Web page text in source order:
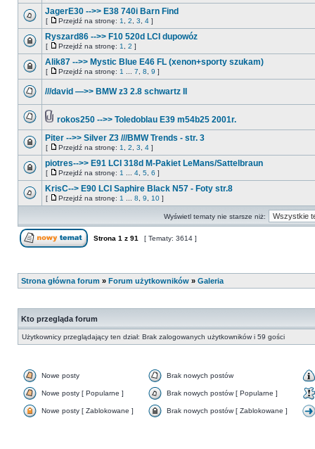
JagerE30 -->> E38 740i Barn Find
[ Przejdź na stronę: 1 2 3 4 ]
Ryszard86 -->> F10 520d LCI dupowóz
[ Przejdź na stronę: 1 2 ]
Alik87 -->> Mystic Blue E46 FL (xenon+sporty szukam)
[ Przejdź na stronę: 1 7 8 9 ]
///david —>> BMW z3 2.8 schwartz II
rokos250 -->> Toledoblau E39 m54b25 2001r.
Piter -->> Silver Z3 ///BMW Trends - str. 3
[ Przejdź na stronę: 1 2 3 4 ]
piotres-->> E91 LCI 318d M-Pakiet LeMans/Sattelbraun
[ Przejdź na stronę: 1 4 5 6 ]
KrisC--> E90 LCI Saphire Black N57 - Foty str.8
[ Przejdź na stronę: 1 8 9 10 ]
Wyświetl tematy nie starsze niż:
Strona 1 z 91 [ Tematy: 3614 ]
Strona główna forum » Forum użytkowników » Galeria
Kto przegląda forum
Użytkownicy przeglądający ten dział: Brak zalogowanych użytkowników i 59 gości
Nowe posty Brak nowych postów
Nowe posty [ Popularne ] Brak nowych postów [ Popularne ]
Nowe posty [ Zablokowane ] Brak nowych postów [ Zablokowane ]